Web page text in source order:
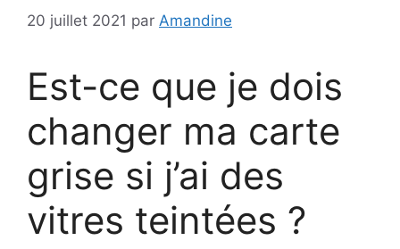
20 juillet 2021 par Amandine
Est-ce que je dois
changer ma carte
grise si j’ai des
vitres teintées ?